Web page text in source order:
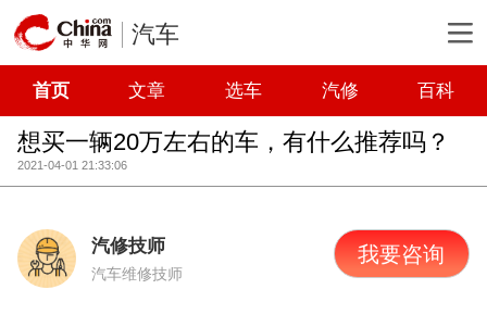
汽车
首页 文章 选车 汽修 百科
想买一辆20万左右的车，有什么推荐吗？
2021-04-01 21:33:06
汽修技师
汽车维修技师
我要咨询